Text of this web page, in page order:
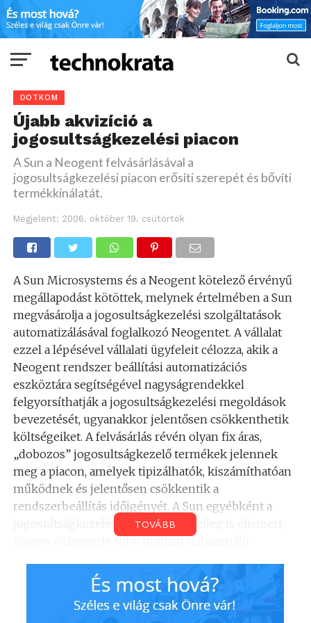
DOTKOM
Újabb akvizíció a
jogosultságkezelési piacon
A Sun a Neogent felvásárlásával a
jogosultságkezelési piacon erősíti szerepét és bővíti
termékkínálatát.
Megjelent: 2006. október 19. csütörtök
A Sun Microsystems és a Neogent kötelező érvényű
megállapodást kötöttek, melynek értelmében a Sun
megvásárolja a jogosultságkezelési szolgáltatások
automatizálásával foglalkozó Neogentet. A vállalat
ezzel a lépésével vállalati ügyfeleit célozza, akik a
Neogent rendszer beállítási automatizációs
eszköztára segítségével nagyságrendekkel
felgyorsíthatják a jogosultságkezelési megoldások
bevezetését, ugyanakkor jelentősen csökkenthetik
költségeiket. A felvásárlás révén olyan fix áras,
„dobozos” jogosultságkezelő termékek jelennek
meg a piacon, amelyek tipizálhatók, kiszámíthatóan
működnek és jelentősen csökkentik a
rendszerbeállítás időigényét. A Sun egyébként a
jogosultságkezelésben nemzetközileg is elismert,
jogosultságkezelő termékei.
A közelmúltban a Gartner piackutató cég a
TOVÁBB